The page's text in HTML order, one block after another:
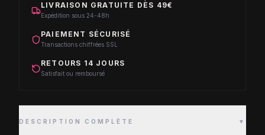
LIVRAISON GRATUITE DÈS 49€
Expédition sous 24-48h
PAIEMENT SÉCURISÉ
Transactions chiffrées SSL
RETOURS 14 JOURS
Satisfait ou remboursé
DESCRIPTION COMPLÈTE ▼